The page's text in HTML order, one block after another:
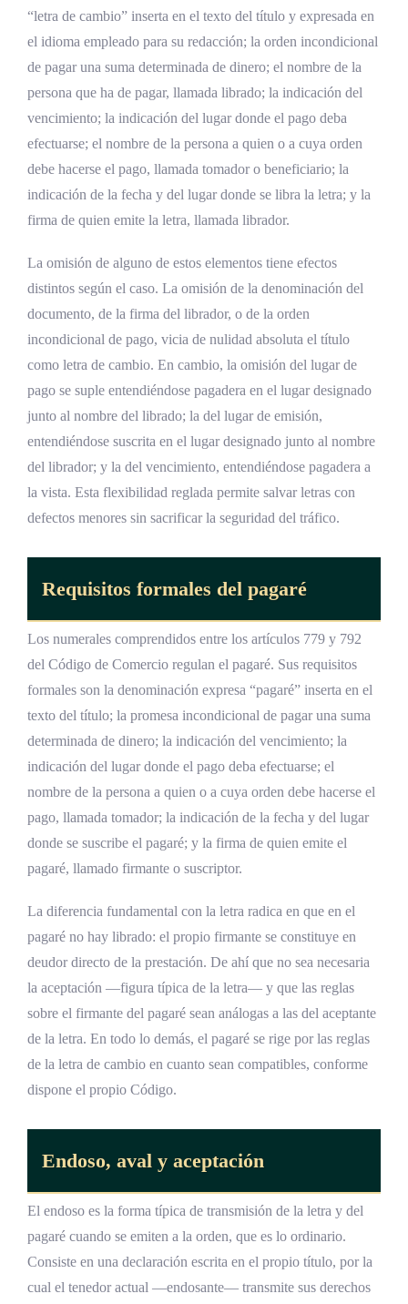
“letra de cambio” inserta en el texto del título y expresada en
el idioma empleado para su redacción; la orden incondicional
de pagar una suma determinada de dinero; el nombre de la
persona que ha de pagar, llamada librado; la indicación del
vencimiento; la indicación del lugar donde el pago deba
efectuarse; el nombre de la persona a quien o a cuya orden
debe hacerse el pago, llamada tomador o beneficiario; la
indicación de la fecha y del lugar donde se libra la letra; y la
firma de quien emite la letra, llamada librador.
La omisión de alguno de estos elementos tiene efectos
distintos según el caso. La omisión de la denominación del
documento, de la firma del librador, o de la orden
incondicional de pago, vicia de nulidad absoluta el título
como letra de cambio. En cambio, la omisión del lugar de
pago se suple entendiéndose pagadera en el lugar designado
junto al nombre del librado; la del lugar de emisión,
entendiéndose suscrita en el lugar designado junto al nombre
del librador; y la del vencimiento, entendiéndose pagadera a
la vista. Esta flexibilidad reglada permite salvar letras con
defectos menores sin sacrificar la seguridad del tráfico.
Requisitos formales del pagaré
Los numerales comprendidos entre los artículos 779 y 792
del Código de Comercio regulan el pagaré. Sus requisitos
formales son la denominación expresa “pagaré” inserta en el
texto del título; la promesa incondicional de pagar una suma
determinada de dinero; la indicación del vencimiento; la
indicación del lugar donde el pago deba efectuarse; el
nombre de la persona a quien o a cuya orden debe hacerse el
pago, llamada tomador; la indicación de la fecha y del lugar
donde se suscribe el pagaré; y la firma de quien emite el
pagaré, llamado firmante o suscriptor.
La diferencia fundamental con la letra radica en que en el
pagaré no hay librado: el propio firmante se constituye en
deudor directo de la prestación. De ahí que no sea necesaria
la aceptación —figura típica de la letra— y que las reglas
sobre el firmante del pagaré sean análogas a las del aceptante
de la letra. En todo lo demás, el pagaré se rige por las reglas
de la letra de cambio en cuanto sean compatibles, conforme
dispone el propio Código.
Endoso, aval y aceptación
El endoso es la forma típica de transmisión de la letra y del
pagaré cuando se emiten a la orden, que es lo ordinario.
Consiste en una declaración escrita en el propio título, por la
cual el tenedor actual —endosante— transmite sus derechos